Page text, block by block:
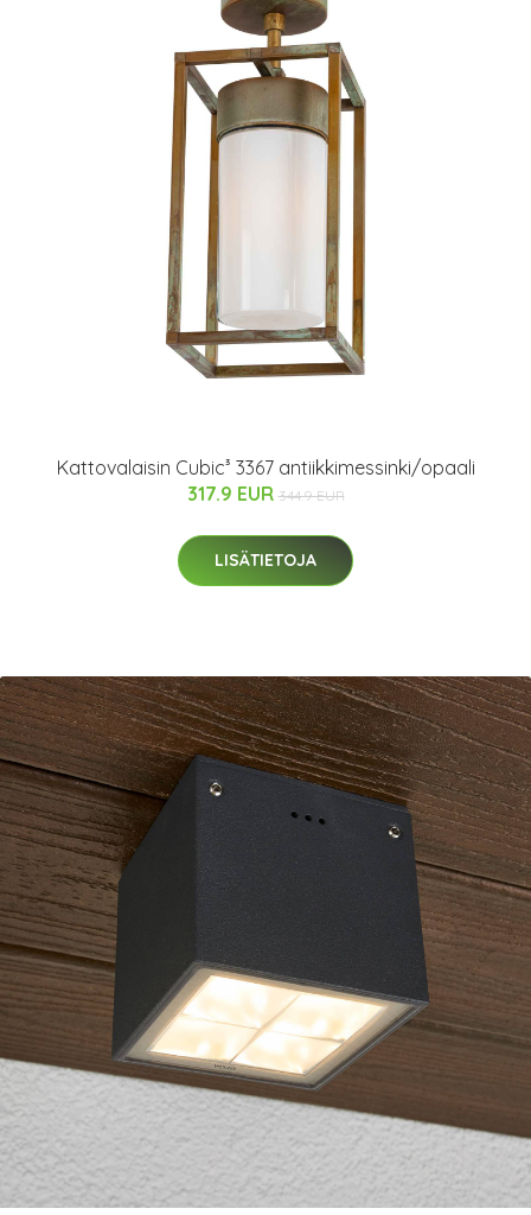
Kattovalaisin Cubic³ 3367 antiikkimessinki/opaali
317.9 EUR 344.9 EUR
LISÄTIETOJA